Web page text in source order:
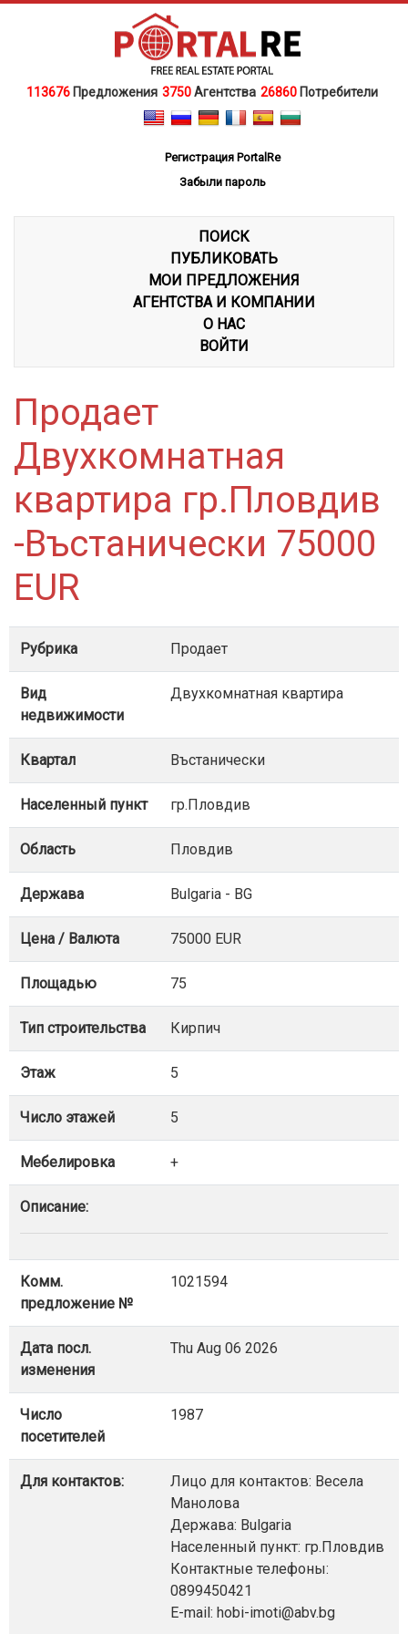
113676 Предложения 3750Агентства 26860 Потребители
Регистрация PortalRe
Забыли пароль
ПОИСК
ПУБЛИКОВАТЬ
МОИ ПРЕДЛОЖЕНИЯ
АГЕНТСТВА И КОМПАНИИ
О НАС
ВОЙТИ
Продает
Двухкомнатная
квартира гр.Пловдив
-Въстанически 75000
EUR
Рубрика Продает
Вид
недвижимости
Двухкомнатная квартира
Квартал Въстанически
Населенный пункт гр.Пловдив
Область Пловдив
Держава Bulgaria - BG
Цена / Валюта 75000 EUR
Площадью 75
Тип строительства Кирпич
Этаж 5
Число этажей 5
Мебелировка +
Описание:
Комм.
предложение №
1021594
Дата посл.
изменения
Thu Aug 06 2026
Число
посетителей
1987
Для контактов:
Лицо для контактов: Весела
Манолова
Держава: Bulgaria
Населенный пункт: гр.Пловдив
Контактные телефоны:
0899450421
E-mail: hobi-imoti@abv.bg